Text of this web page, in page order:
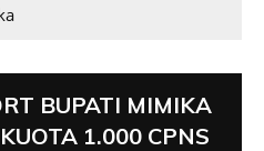
BUPATI MIMIKA
1.000 CPNS